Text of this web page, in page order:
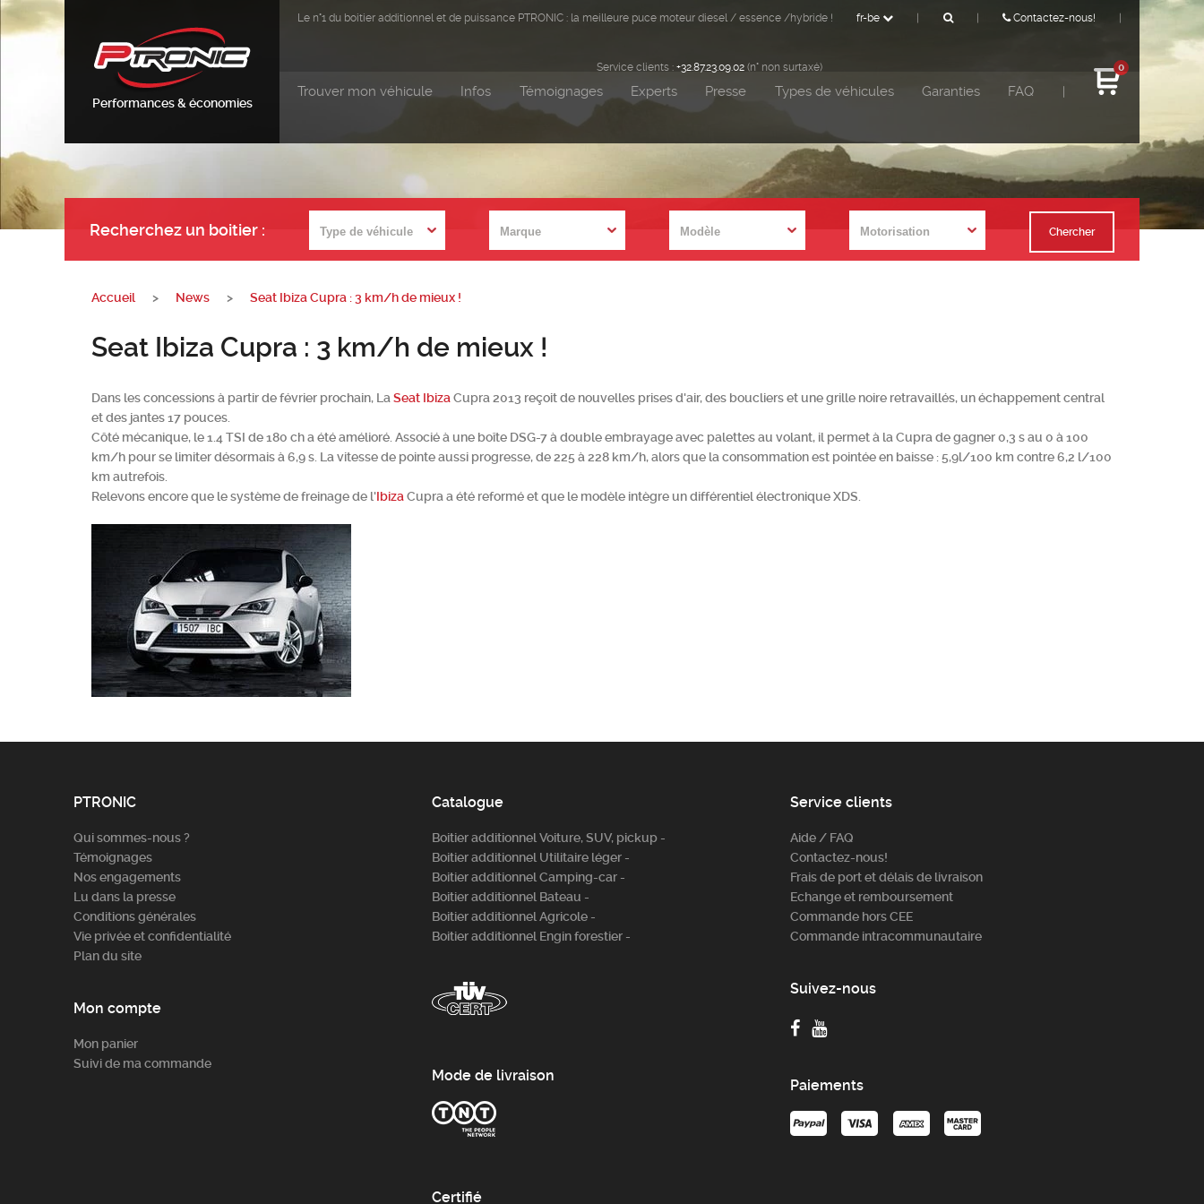
Performances & économies
Trouver mon véhicule Infos Témoignages Experts Presse Types de véhicules Garanties FAQ
0
Le n°1 du boitier additionnel et de puissance PTRONIC : la meilleure puce moteur diesel / essence /hybride ! fr-be Contactez-nous!
Service clients : +32.87.23.09.02 (n° non surtaxé)
Recherchez un boitier : Chercher
Accueil > News > Seat Ibiza Cupra : 3 km/h de mieux !
Seat Ibiza Cupra : 3 km/h de mieux !
Dans les concessions à partir de février prochain, La Seat IbizaCupra 2013 reçoit de nouvelles prises d'air, des boucliers et une grille noire retravaillés, un échappement central
et des jantes 17 pouces.
Côté mécanique, le 1.4 TSI de 180 ch a été amélioré. Associé à une boîte DSG-7 à double embrayage avec palettes au volant, il permet à la Cupra de gagner 0,3 s au 0 à 100
km/h pour se limiter désormais à 6,9 s. La vitesse de pointe aussi progresse, de 225 à 228 km/h, alors que la consommation est pointée en baisse : 5,9l/100 km contre 6,2 l/100
km autrefois.
Relevons encore que le système de freinage de l'IbizaCupra a été reformé et que le modèle intègre un différentiel électronique XDS.
PTRONIC
Qui sommes-nous ?
Témoignages
Nos engagements
Lu dans la presse
Conditions générales
Vie privée et confidentialité
Plan du site
Mon compte
Mon panier
Suivi de ma commande
Catalogue
Boitier additionnel Voiture, SUV, pickup -
Boitier additionnel Utilitaire léger -
Boitier additionnel Camping-car -
Boitier additionnel Bateau -
Boitier additionnel Agricole -
Boitier additionnel Engin forestier -
Mode de livraison
Certifié
Service clients
Aide / FAQ
Contactez-nous!
Frais de port et délais de livraison
Echange et remboursement
Commande hors CEE
Commande intracommunautaire
Suivez-nous
Paiements